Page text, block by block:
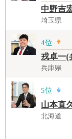
中野吉
埼玉県
4位
戎卓一(
兵庫県
5位
山本直
北海道